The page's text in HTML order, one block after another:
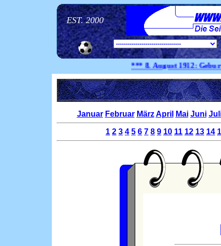
EST. 2000
*** 8. August1912:Geburtstag
Januar Februar März April Mai Juni
1 2 3 4 5 6 7 8 9 10 11 12 13 14